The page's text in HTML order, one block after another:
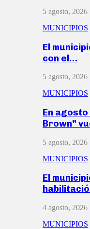
5 agosto, 2026
MUNICIPIOS
El
con el…
5 agosto, 2026
MUNICIPIOS
En
Brown”
5 agosto, 2026
MUNICIPIOS
El
4 agosto, 2026
MUNICIPIOS